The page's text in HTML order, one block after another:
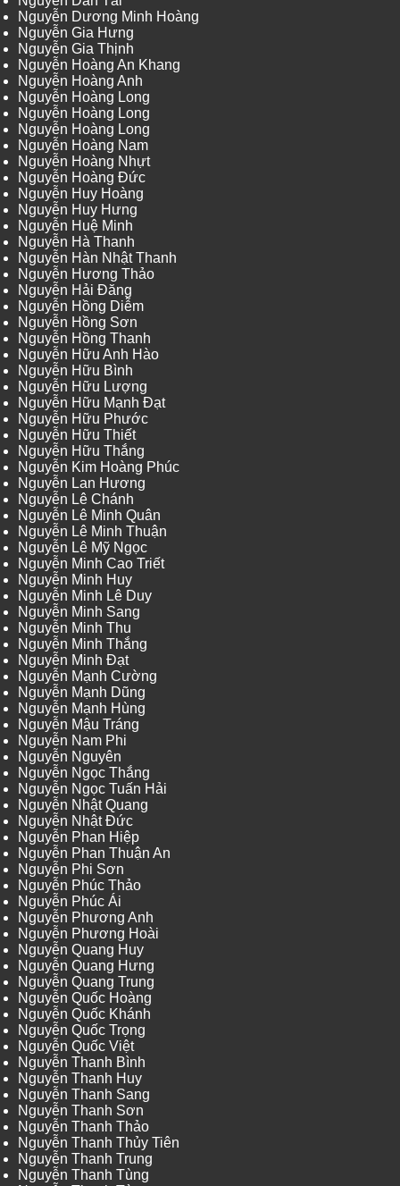
Nguyễn Dương Minh Hoàng
Nguyễn Gia Hưng
Nguyễn Gia Thịnh
Nguyễn Hoàng An Khang
Nguyễn Hoàng Anh
Nguyễn Hoàng Long
Nguyễn Hoàng Long
Nguyễn Hoàng Long
Nguyễn Hoàng Nam
Nguyễn Hoàng Nhựt
Nguyễn Hoàng Đức
Nguyễn Huy Hoàng
Nguyễn Huy Hưng
Nguyễn Huệ Minh
Nguyễn Hà Thanh
Nguyễn Hàn Nhật Thanh
Nguyễn Hương Thảo
Nguyễn Hải Đăng
Nguyễn Hồng Diễm
Nguyễn Hồng Sơn
Nguyễn Hồng Thanh
Nguyễn Hữu Anh Hào
Nguyễn Hữu Bình
Nguyễn Hữu Lượng
Nguyễn Hữu Mạnh Đạt
Nguyễn Hữu Phước
Nguyễn Hữu Thiết
Nguyễn Hữu Thắng
Nguyễn Kim Hoàng Phúc
Nguyễn Lan Hương
Nguyễn Lê Chánh
Nguyễn Lê Minh Quân
Nguyễn Lê Minh Thuận
Nguyễn Lê Mỹ Ngọc
Nguyễn Minh Cao Triết
Nguyễn Minh Huy
Nguyễn Minh Lê Duy
Nguyễn Minh Sang
Nguyễn Minh Thu
Nguyễn Minh Thắng
Nguyễn Minh Đạt
Nguyễn Mạnh Cường
Nguyễn Mạnh Dũng
Nguyễn Mạnh Hùng
Nguyễn Mậu Tráng
Nguyễn Nam Phi
Nguyễn Nguyên
Nguyễn Ngọc Thắng
Nguyễn Ngọc Tuấn Hải
Nguyễn Nhật Quang
Nguyễn Nhật Đức
Nguyễn Phan Hiệp
Nguyễn Phan Thuận An
Nguyễn Phi Sơn
Nguyễn Phúc Thảo
Nguyễn Phúc Ái
Nguyễn Phương Anh
Nguyễn Phương Hoài
Nguyễn Quang Huy
Nguyễn Quang Hưng
Nguyễn Quang Trung
Nguyễn Quốc Hoàng
Nguyễn Quốc Khánh
Nguyễn Quốc Trọng
Nguyễn Quốc Việt
Nguyễn Thanh Bình
Nguyễn Thanh Huy
Nguyễn Thanh Sang
Nguyễn Thanh Sơn
Nguyễn Thanh Thảo
Nguyễn Thanh Thủy Tiên
Nguyễn Thanh Trung
Nguyễn Thanh Tùng